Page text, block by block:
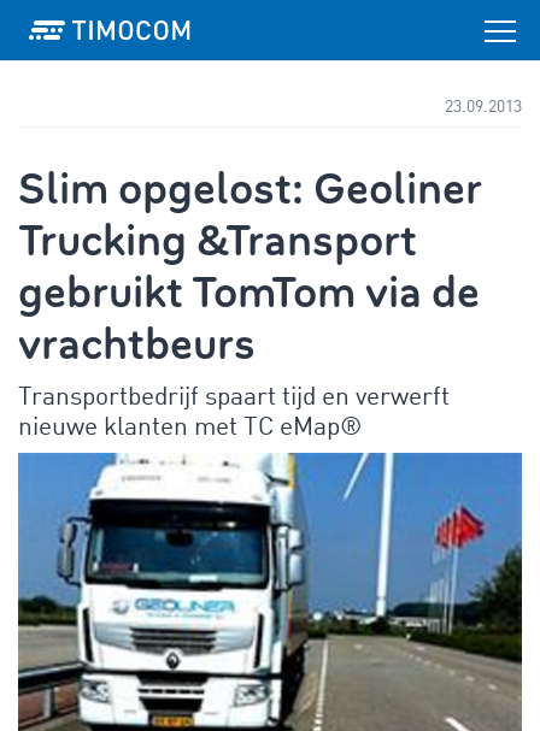
23.09.2013
Slim opgelost: Geoliner
Trucking &Transport
gebruikt TomTom via de
vrachtbeurs
Transportbedrijf spaart tijd en verwerft
nieuwe klanten met TC eMap®